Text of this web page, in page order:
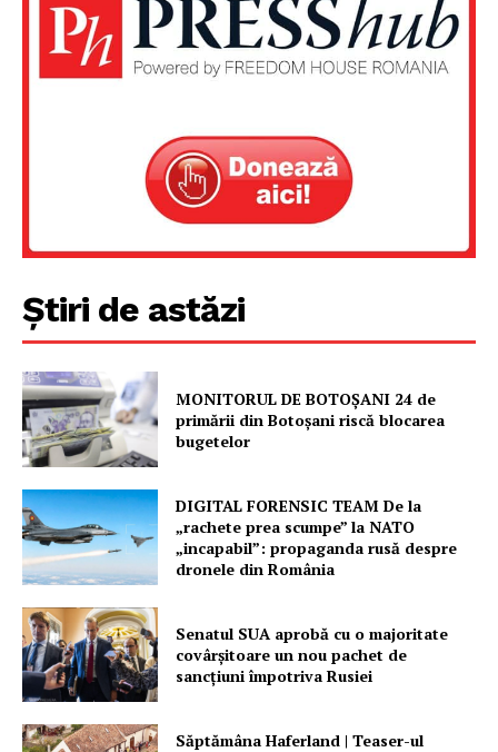
Contact
Știri de astăzi
MONITORUL DE BOTOȘANI 24 de
primării din Botoșani riscă blocarea
bugetelor
DIGITAL FORENSIC TEAM De la
„rachete prea scumpe” la NATO
„incapabil”: propaganda rusă despre
dronele din România
Senatul SUA aprobă cu o majoritate
covârșitoare un nou pachet de
sancțiuni împotriva Rusiei
Săptămâna Haferland | Teaser-ul